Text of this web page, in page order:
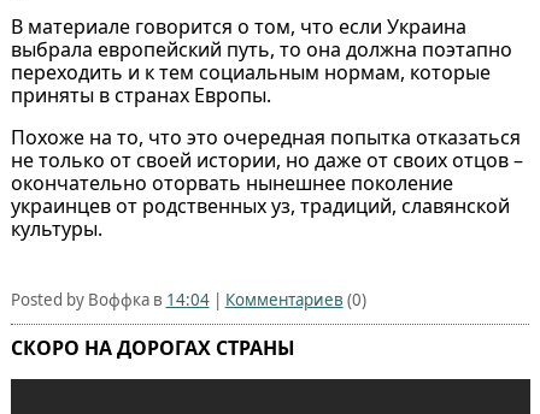
В материале говорится о том, что если Украина
выбрала европейский путь, то она должна поэтапно
переходить и к тем социальным нормам, которые
приняты в странах Европы.
Похоже на то, что это очередная попытка отказаться
не только от своей истории, но даже от своих отцов –
окончательно оторвать нынешнее поколение
украинцев от родственных уз, традиций, славянской
культуры.
Posted by Воффка в 14:04| Комментариев (0)
СКОРО НА ДОРОГАХ СТРАНЫ